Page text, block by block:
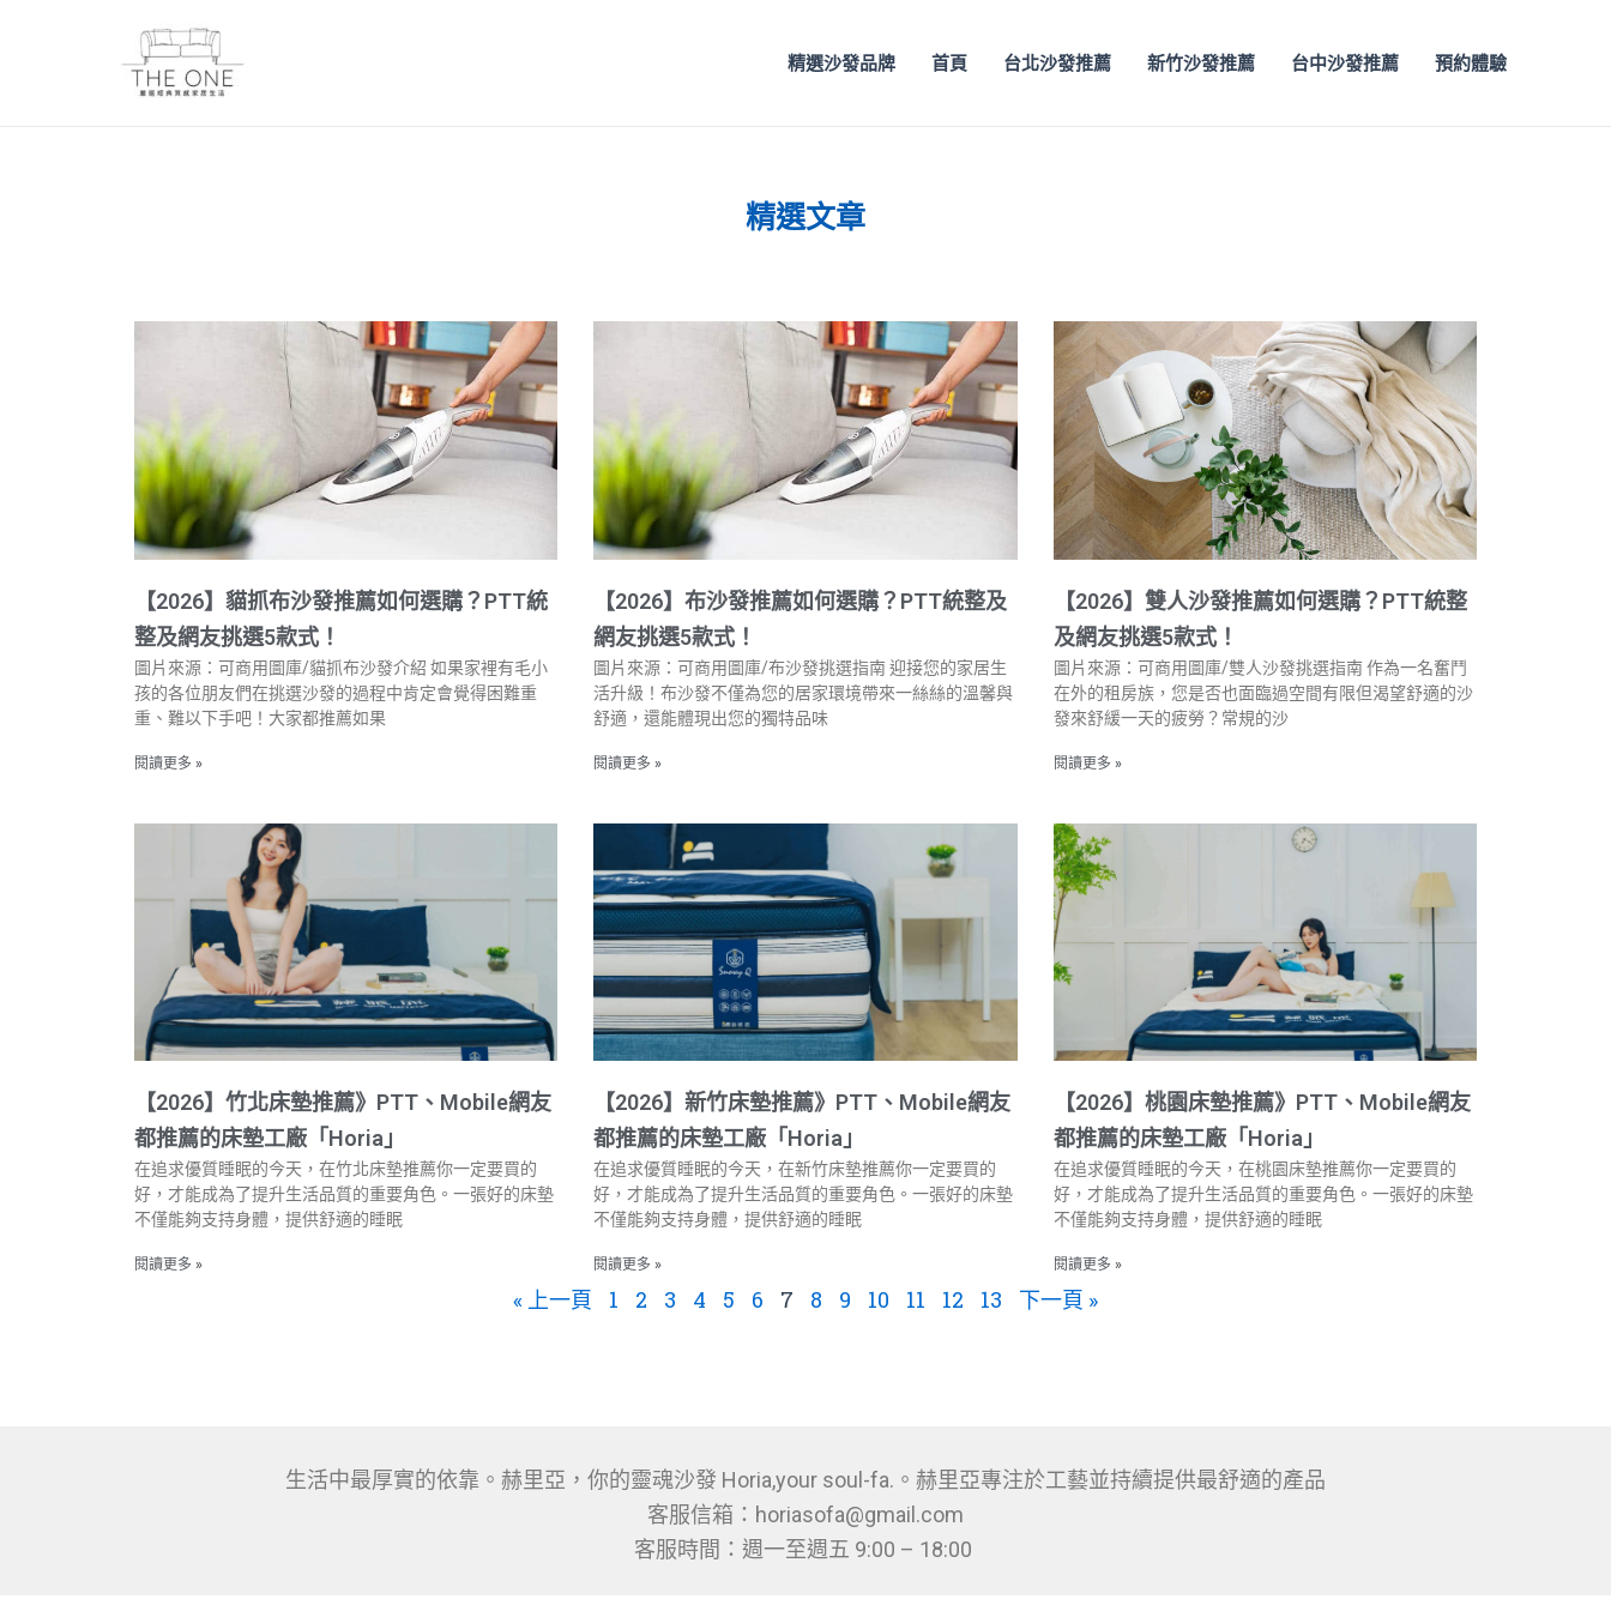
精選沙發品牌 首頁 台北沙發推薦 新竹沙發推薦 台中沙發推薦 預約體驗
精選文章
【2026】貓抓布沙發推薦如何選購？PTT統
整及網友挑選5款式！
圖片來源：可商用圖庫/貓抓布沙發介紹 如果家裡有毛小
孩的各位朋友們在挑選沙發的過程中肯定會覺得困難重
重、難以下手吧！大家都推薦如果
閱讀更多 »
【2026】布沙發推薦如何選購？PTT統整及
網友挑選5款式！
圖片來源：可商用圖庫/布沙發挑選指南 迎接您的家居生
活升級！布沙發不僅為您的居家環境帶來一絲絲的溫馨與
舒適，還能體現出您的獨特品味
閱讀更多 »
【2026】雙人沙發推薦如何選購？PTT統整
及網友挑選5款式！
圖片來源：可商用圖庫/雙人沙發挑選指南 作為一名奮鬥
在外的租房族，您是否也面臨過空間有限但渴望舒適的沙
發來舒緩一天的疲勞？常規的沙
閱讀更多 »
【2026】竹北床墊推薦》PTT、Mobile網友
都推薦的床墊工廠「Horia」
在追求優質睡眠的今天，在竹北床墊推薦你一定要買的
好，才能成為了提升生活品質的重要角色。一張好的床墊
不僅能夠支持身體，提供舒適的睡眠
閱讀更多 »
【2026】新竹床墊推薦》PTT、Mobile網友
都推薦的床墊工廠「Horia」
在追求優質睡眠的今天，在新竹床墊推薦你一定要買的
好，才能成為了提升生活品質的重要角色。一張好的床墊
不僅能夠支持身體，提供舒適的睡眠
閱讀更多 »
【2026】桃園床墊推薦》PTT、Mobile網友
都推薦的床墊工廠「Horia」
在追求優質睡眠的今天，在桃園床墊推薦你一定要買的
好，才能成為了提升生活品質的重要角色。一張好的床墊
不僅能夠支持身體，提供舒適的睡眠
閱讀更多 »
« 上一頁 1 2 3 4 5 6
頁
面
7
頁
面
8
頁
面
9
頁
面
10
面
11
頁
面
12
頁
面
13 下一頁 »
生活中最厚實的依靠。赫里亞，你的靈魂沙發 Horia,your soul-fa.。赫里亞專注於工藝並持續提供最舒適的產品
客服信箱：horiasofa@gmail.com
客服時間：週一至週五 9:00 – 18:00